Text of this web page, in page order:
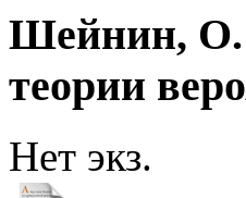
Шейнин, О.
теории
Нет экз.